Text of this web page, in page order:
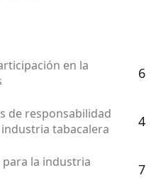
en la
6
de responsabilidad
tabacalera
4
para la industria
7